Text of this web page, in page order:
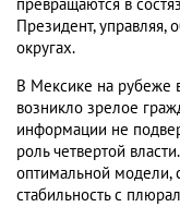
превращаются в
Президент, управляя,
округах.
В Мексике на рубеже
возникло зрелое
информации не
роль четвертой
оптимальной модели,
стабильность с